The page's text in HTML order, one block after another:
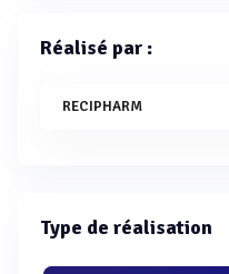
Réalisé par :
RECIPHARM
Type de réalisation